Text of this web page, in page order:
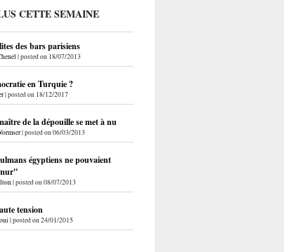
CETTE SEMAINE
des bars parisiens
|posted on 18/07/2013
en Turquie ?
|posted on 18/12/2017
de la dépouille se met à nu
|posted on 06/03/2013
égyptiens ne pouvaient
|posted on 08/07/2013
tension
|posted on 24/01/2015